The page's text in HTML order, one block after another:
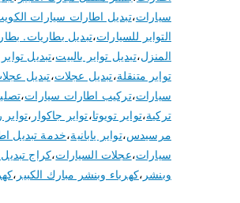
سيارات،تبديل اطارات سيارات
التواير للسيارات،تبديل بطاريات.
المنزل،تبديل تواير بالبيت،تبديل
تواير متنقلة،تبديل عجلات،تبديل
سيارات،تركيب اطارات سيارات،
تركية،تواير تويوتا،تواير جاكوار ،تواير
مرسيدس،تواير يابانية،خدمة تبديل
سيارات،عجلات السيارات،كراج
وبنشر ،كهرباء وبنشر مبارك الكبير ،